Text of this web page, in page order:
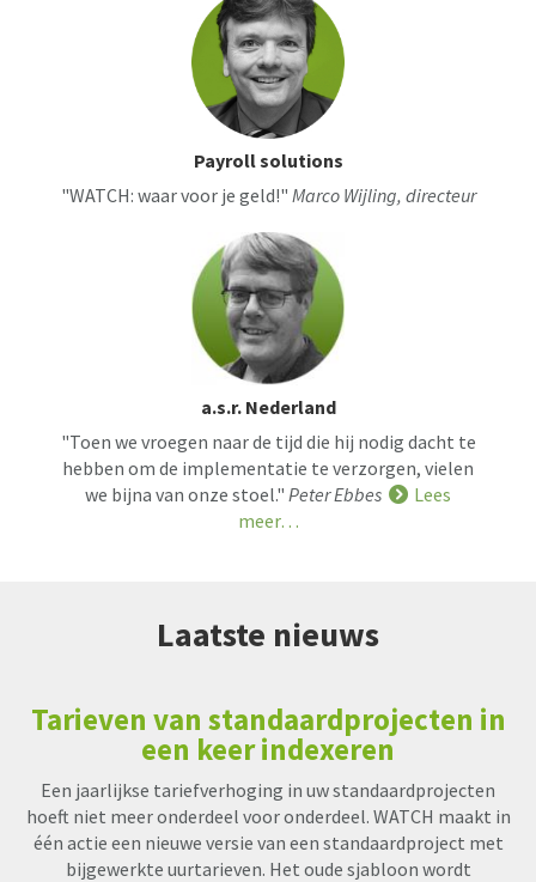
Payroll solutions
"WATCH: waar voor je geld!" Marco Wijling, directeur
a.s.r. Nederland
"Toen we vroegen naar de tijd die hij nodig dacht te
hebben om de implementatie te verzorgen, vielen
we bijna van onze stoel." Peter Ebbes
Lees
meer…
Laatste nieuws
Tarieven van standaardprojecten in
een keer indexeren
Een jaarlijkse tariefverhoging in uw standaardprojecten
hoeft niet meer onderdeel voor onderdeel. WATCH maakt in
één actie een nieuwe versie van een standaardproject met
bijgewerkte uurtarieven. Het oude sjabloon wordt